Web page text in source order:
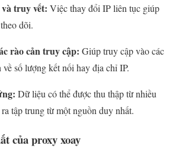
truy vết: Việc thay đổi IP liên tục giúp
dõi.
rào cản truy cập: Giúp truy cập vào các
số lượng kết nối hay địa chỉ IP.
Dữ liệu có thể được thu thập từ nhiều
tập trung từ một nguồn duy nhất.
của proxy xoay